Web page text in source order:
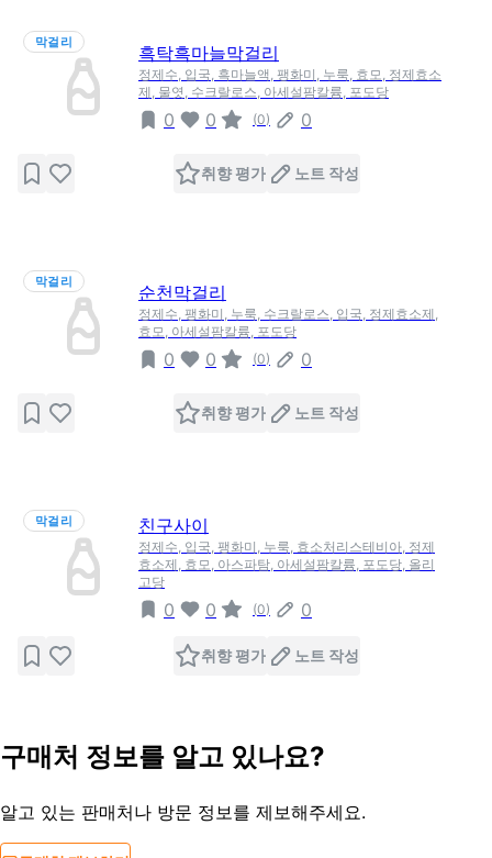
막걸리
흑탁흑마늘막걸리
정제수, 입국, 흑마늘액, 팽화미, 누룩, 효모, 정제효소
제, 물엿, 수크랄로스, 아세설팜칼륨, 포도당
0 0 (0) 0
취향 평가 노트 작성
막걸리
순천막걸리
정제수, 팽화미, 누룩, 수크랄로스, 입국, 정제효소제,
효모, 아세설팜칼륨, 포도당
0 0 (0) 0
취향 평가 노트 작성
막걸리 친구사이
정제수, 입국, 팽화미, 누룩, 효소처리스테비아, 정제
효소제, 효모, 아스파탐, 아세설팜칼륨, 포도당, 올리
고당
0 0 (0) 0
취향 평가 노트 작성
구매처 정보를 알고 있나요?
알고 있는 판매처나 방문 정보를 제보해주세요.